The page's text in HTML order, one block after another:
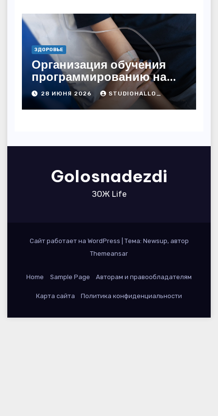
лицензированными
врачами
ЗДОРОВЬЕ
Организация обучения
программированию на
дому
28 ИЮНЯ 2026 STUDIOHALLO_
Golosnadezdi
ЗОЖ Life
Сайт работает на WordPress
Тема: Newsup, автор
Themeansar
Home Sample Page Авторам и правообладателям
Карта сайта Политика конфиденциальности